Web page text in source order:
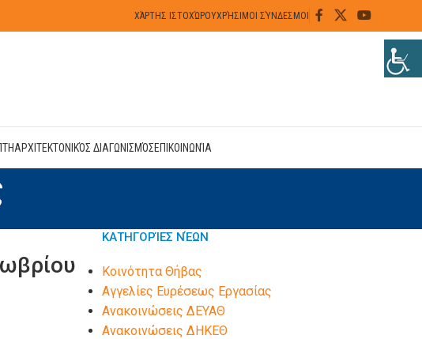
ΧΆΡΤΗΣ ΙΣΤΟΧΏΡΟΥΧΡΉΣΙΜΟΙ ΣΎΝΔΕΣΜΟΙ
ΑΡΧΙΤΕΚΤΟΝΙΚΌΣ ΔΙΑΓΩΝΙΣΜΌΣΕΠΙΚΟΙΝΩΝΊΑ
ΚΑΤΗΓΟΡΊΕΣ ΝΈΩΝ
Kοινότητα Θήβας
Αγγελίες Ευρέσεως Εργασίας
Ανακοινώσεις ΔΕΥΑΘ
Ανακοινώσεις ΔΗΚΕΘ